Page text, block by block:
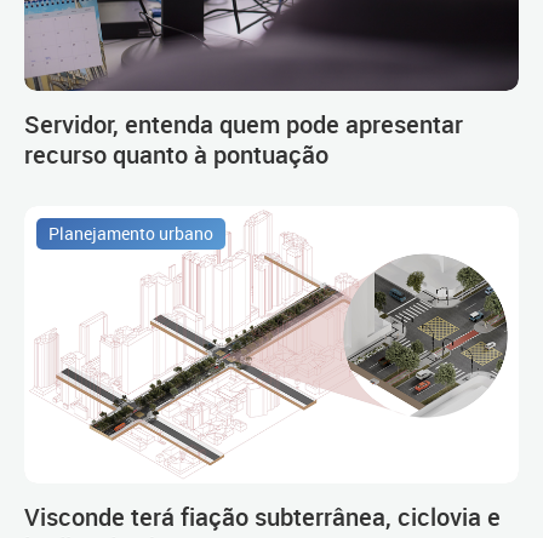
Servidor, entenda quem pode apresentar
recurso quanto à pontuação
Planejamento urbano
Visconde terá fiação subterrânea, ciclovia e